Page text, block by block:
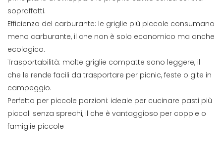
sopraffatti.
Efficienza del carburante: le griglie più piccole consumano
meno carburante, il che non è solo economico ma anche
ecologico.
Trasportabilità: molte griglie compatte sono leggere, il
che le rende facili da trasportare per picnic, feste o gite in
campeggio.
Perfetto per piccole porzioni: ideale per cucinare pasti più
piccoli senza sprechi, il che è vantaggioso per coppie o
famiglie piccole